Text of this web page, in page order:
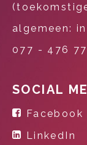
algemeen:
077 - 476
SOCIAL
Facebook
LinkedIn